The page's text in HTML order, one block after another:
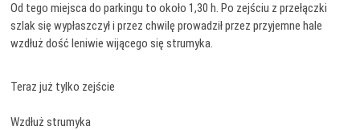
Od tego miejsca do parkingu to około 1,30 h. Po zejściu z przełączki
szlak się wypłaszczył i przez chwilę prowadził przez przyjemne hale
wzdłuż dość leniwie wijącego się strumyka.
Teraz już tylko zejście
Wzdłuż strumyka